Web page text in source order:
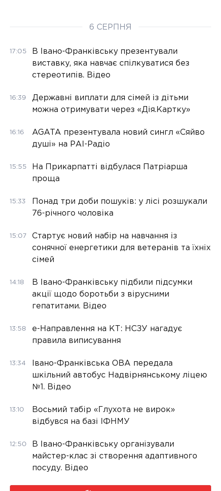
6 СЕРПНЯ
17:05
В Івано-Франківську презентували
виставку, яка навчає спілкуватися без
стереотипів. Відео
16:39
Державні виплати для сімей із дітьми
можна отримувати через «Дія.Картку»
16:16
AGATA презентувала новий сингл «Сяйво
душі» на РАІ-Радіо
15:55
На Прикарпатті відбулася Патріарша
проща
15:33
Понад три доби пошуків: у лісі розшукали
76-річного чоловіка
15:07
Стартує новий набір на навчання із
сонячної енергетики для ветеранів та їхніх
сімей
14:18
В Івано-Франківську підбили підсумки
акції щодо боротьби з вірусними
гепатитами. Відео
13:58
е-Направлення на КТ: НСЗУ нагадує
правила виписування
13:34
Івано-Франківська ОВА передала
шкільний автобус Надвірнянському ліцею
№1. Відео
13:10
Восьмий табір «Глухота не вирок»
відбувся на базі ІФНМУ
12:50
В Івано-Франківську організували
майстер-клас зі створення адаптивного
посуду. Відео